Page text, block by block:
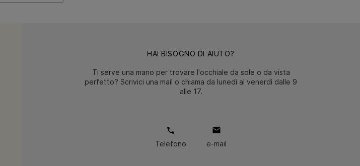
HAI BISOGNO DI AIUTO?
Ti serve una mano per trovare l'occhiale da sole o da vista
perfetto? Scrivici una mail o chiama da lunedì al venerdì dalle 9
alle 17.
Telefono e-mail